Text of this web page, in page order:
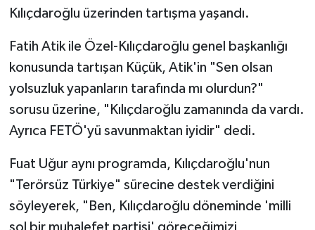
Kılıçdaroğlu üzerinden tartışma yaşandı.
Fatih Atik ile Özel-Kılıçdaroğlu genel başkanlığı
konusunda tartışan Küçük, Atik'in "Sen olsan
yolsuzluk yapanların tarafında mı olurdun?"
sorusu üzerine, "Kılıçdaroğlu zamanında da vardı.
Ayrıca FETÖ'yü savunmaktan iyidir" dedi.
Fuat Uğur aynı programda, Kılıçdaroğlu'nun
"Terörsüz Türkiye" sürecine destek verdiğini
söyleyerek, "Ben, Kılıçdaroğlu döneminde 'milli
sol bir muhalefet partisi' göreceğimizi